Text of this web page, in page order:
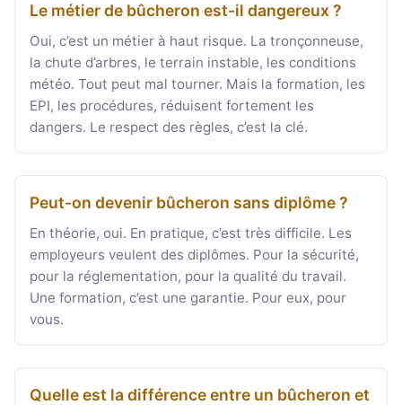
Le métier de bûcheron est-il dangereux ?
Oui, c’est un métier à haut risque. La tronçonneuse,
la chute d’arbres, le terrain instable, les conditions
météo. Tout peut mal tourner. Mais la formation, les
EPI, les procédures, réduisent fortement les
dangers. Le respect des règles, c’est la clé.
Peut-on devenir bûcheron sans diplôme ?
En théorie, oui. En pratique, c’est très difficile. Les
employeurs veulent des diplômes. Pour la sécurité,
pour la réglementation, pour la qualité du travail.
Une formation, c’est une garantie. Pour eux, pour
vous.
Quelle est la différence entre un bûcheron et